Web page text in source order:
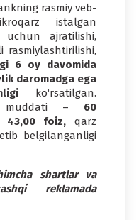
rasmiy veb-
istalgan
uchun ajratilishi,
6 oy davomida
daromadga ega
ko‘rsatilgan.
muddati – 60
43,00 foiz, qarz
etib belgilanganligi
shartlar va
reklamada